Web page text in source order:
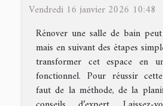
Vendredi 16 janvier 2026 10:48
Rénover une salle de bain
mais en suivant des étapes
transformer cet espace en
fonctionnel. Pour réussir
faut de la méthode, de la